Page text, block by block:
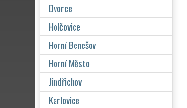
Dvorce
Holčovice
Horní Benešov
Horní Město
Jindřichov
Karlovice